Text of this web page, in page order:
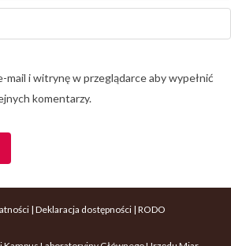
mail i witrynę w przeglądarce aby wypełnić
komentarzy.
| Deklaracja dostępności| RODO